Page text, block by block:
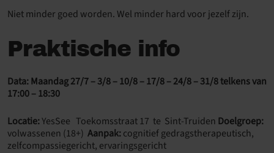
Niet minder goed worden. Wel minder hard voor jezelf zijn.
Praktische info
Data: Maandag 27/7 – 3/8 – 10/8 – 17/8 – 24/8 – 31/8 telkens van
17:00 – 18:30
Locatie:YesSee Toekomsstraat 17 te Sint-Truiden Doelgroep:
volwassenen (18+) Aanpak:cognitief gedragstherapeutisch,
zelfcompassiegericht, ervaringsgericht